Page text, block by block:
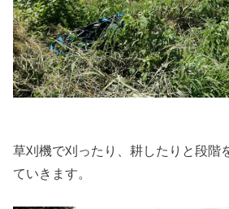
草刈機で刈ったり、耕したりと段階
ていきます。